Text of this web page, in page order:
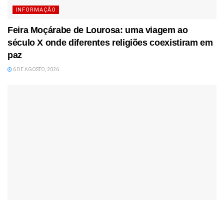
INFORMAÇÃO
Feira Moçárabe de Lourosa: uma viagem ao
século X onde diferentes religiões coexistiram em
paz
6 DE AGOSTO, 2026